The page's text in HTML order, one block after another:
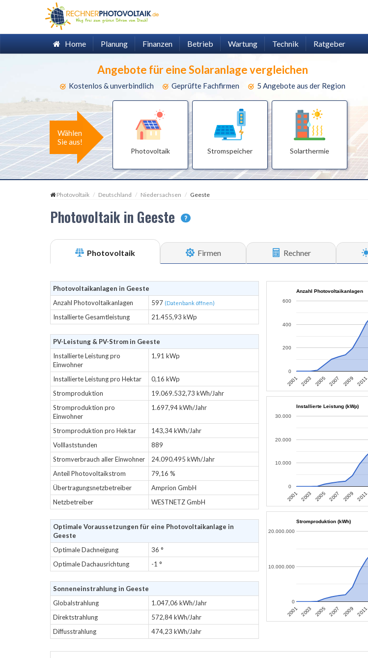
Home Planung Finanzen Betrieb Wartung Technik Ratgeber
Angebote für eine Solaranlage vergleichen
Kostenlos & unverbindlich Geprüfte Fachfirmen 5 Angebote aus der Region
Wählen
Sie aus!
Photovoltaik Stromspeicher Solarthermie
Photovoltaik Deutschland Niedersachsen Geeste
Photovoltaik in Geeste ?
Photovoltaik Firmen Rechner
Photovoltaikanlagen in Geeste
Anzahl Photovoltaikanlagen
597 (Datenbank öffnen)
Installierte Gesamtleistung 21.455,93 kWp
PV-Leistung & PV-Strom in Geeste
Installierte Leistung pro
Einwohner
1,91 kWp
Installierte Leistung pro Hektar
0,16 kWp
Stromproduktion
19.069.532,73 kWh/Jahr
Stromproduktion pro
Einwohner
1.697,94 kWh/Jahr
Stromproduktion pro Hektar
143,34 kWh/Jahr
Volllaststunden
889
Stromverbrauch aller Einwohner
24.090.495 kWh/Jahr
Anteil Photovoltaikstrom
79,16 %
Übertragungsnetzbetreiber
Amprion GmbH
Netzbetreiber
WESTNETZ GmbH
Optimale Voraussetzungen für eine Photovoltaikanlage in
Geeste
Optimale Dachneigung
36 °
Optimale Dachausrichtung
-1 °
Sonneneinstrahlung in Geeste
Globalstrahlung
1.047,06 kWh/Jahr
Direktstrahlung
572,84 kWh/Jahr
Diffusstrahlung
474,23 kWh/Jahr
Anzahl Photovoltaikanlagen
2001 2003 2005 2007 2009 2011
0
200
400
600
Installierte Leistung (kWp)
2001 2003 2005 2007 2009 2011
0
10.000
20.000
30.000
Stromproduktion (kWh)
2001 2003 2005 2007 2009 2011
0
10.000.000
20.000.000